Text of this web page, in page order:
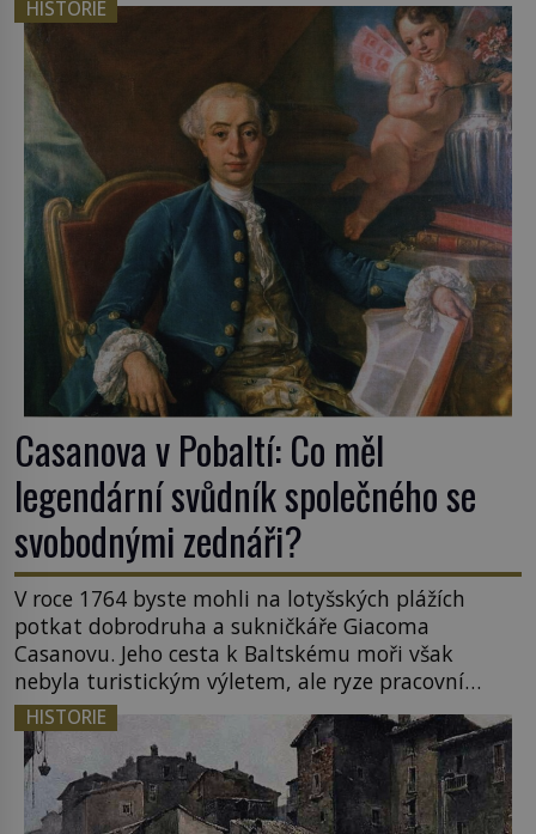
HISTORIE
Casanova v Pobaltí: Co měl
legendární svůdník společného se
svobodnými zednáři?
V roce 1764 byste mohli na lotyšských plážích
potkat dobrodruha a sukničkáře Giacoma
Casanovu. Jeho cesta k Baltskému moři však
nebyla turistickým výletem, ale ryze pracovní
cestou se zištnými úmysly. Jaký cíl Casanova
sledoval, když se například procházel uličkami
lotyšské Rigy? Casanova v Pobaltí kontaktoval
tamní zednářské lóže. Nebyl v této oblasti žádným
nováčkem, protože do zednářské […]
HISTORIE